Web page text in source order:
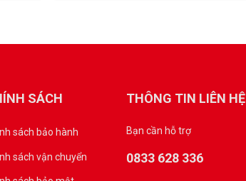
SÁCH
sách bảo hành
sách vận chuyển
THÔNG TIN LIÊN HỆ
Bạn cần hỗ trợ
0833 628 336